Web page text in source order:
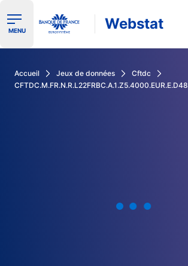
Ouvrir le menu de navigation
MENU Webstat
Accueil Jeux de données
Cftdc
CFTDC.M.FR.N.R.L22FRBC.A.1.Z5.4000.EUR.E.D48